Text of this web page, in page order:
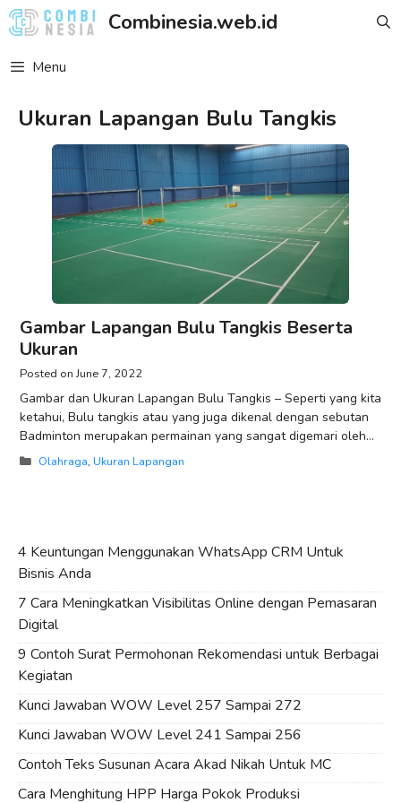
Skip
to
Combinesia.web.id
Menu
Ukuran Lapangan Bulu Tangkis
Gambar Lapangan Bulu Tangkis Beserta
Ukuran
June 7, 2022
Gambar dan Ukuran Lapangan Bulu Tangkis – Seperti yang kita
ketahui, Bulu tangkis atau yang juga dikenal dengan sebutan
Badminton merupakan permainan yang sangat digemari oleh
semua kalangan mulai dari
Categories
Olahraga, Ukuran Lapangan
4 Keuntungan Menggunakan WhatsApp CRM Untuk
Bisnis Anda
7 Cara Meningkatkan Visibilitas Online dengan Pemasaran
Digital
9 Contoh Surat Permohonan Rekomendasi untuk Berbagai
Kegiatan
Kunci Jawaban WOW Level 257 Sampai 272
Kunci Jawaban WOW Level 241 Sampai 256
Contoh Teks Susunan Acara Akad Nikah Untuk MC
Cara Menghitung HPP Harga Pokok Produksi